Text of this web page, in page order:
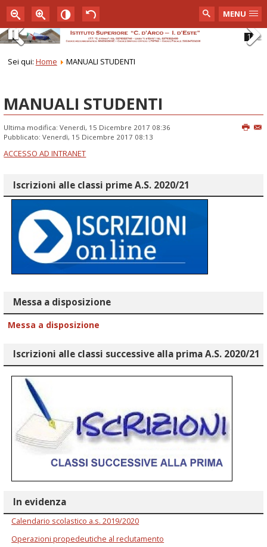
MENU
1
2
Pause
Sei qui: Home MANUALI STUDENTI
MANUALI STUDENTI
Ultima modifica: Venerdì, 15 Dicembre 2017 08:36
Pubblicato: Venerdì, 15 Dicembre 2017 08:13
ACCESSO AD INTRANET
Iscrizioni alle classi prime A.S. 2020/21
Messa a disposizione
Messa a disposizione
Iscrizioni alle classi successive alla prima A.S. 2020/21
In evidenza
Calendario scolastico a.s. 2019/2020
Operazioni propedeutiche al reclutamento